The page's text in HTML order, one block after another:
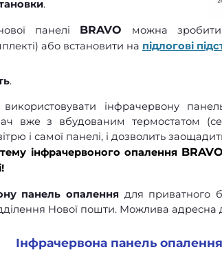
.
панелі BRAVO
можна
або встановити на підлогові
.
інфрачервону
вже з вбудованим термостатом
і самої панелі, і дозволить
інфрачервоного опалення BRAVO
панель опаленнядля приватного
Нової пошти. Можлива адресна
Інфрачервона панель опалення